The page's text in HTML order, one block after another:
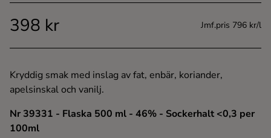
Shots
Vodka
Whisky
398 kr Jmf.pris 796 kr/l
Kryddig smak med inslag av fat, enbär, koriander,
apelsinskal och vanilj.
Nr 39331 - Flaska 500 ml - 46% - Sockerhalt <0,3 per
100ml